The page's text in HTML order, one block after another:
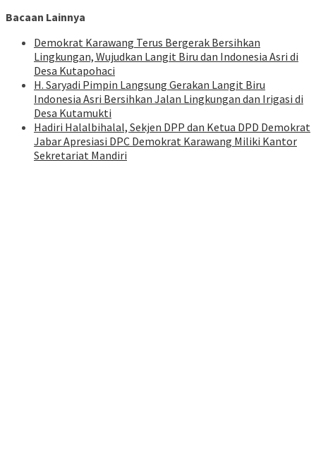
Bacaan Lainnya
Demokrat Karawang Terus Bergerak Bersihkan
Lingkungan, Wujudkan Langit Biru dan Indonesia Asri di
Desa Kutapohaci
H. Saryadi Pimpin Langsung Gerakan Langit Biru
Indonesia Asri Bersihkan Jalan Lingkungan dan Irigasi di
Desa Kutamukti
Hadiri Halalbihalal, Sekjen DPP dan Ketua DPD Demokrat
Jabar Apresiasi DPC Demokrat Karawang Miliki Kantor
Sekretariat Mandiri